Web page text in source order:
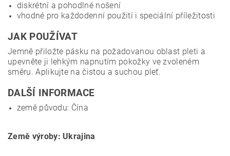
diskrétní a pohodlné nošení
vhodné pro každodenní použití i speciální příležitosti
JAK POUŽÍVAT
Jemně přiložte pásku na požadovanou oblast pleti a
upevněte ji lehkým napnutím pokožky ve zvoleném
směru. Aplikujte na čistou a suchou pleť.
DALŠÍ INFORMACE
země původu: Čína
Země výroby: Ukrajina